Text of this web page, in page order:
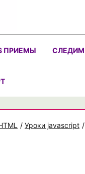
ПРИЕМЫ СЛЕДИМ
/ Уроки javascript /